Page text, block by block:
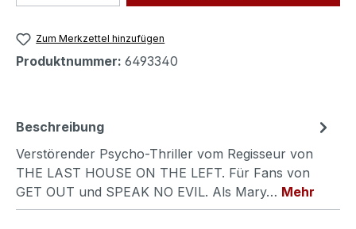
Zum Merkzettel hinzufügen
Produktnummer: 6493340
Beschreibung
Verstörender Psycho-Thriller vom Regisseur von
THE LAST HOUSE ON THE LEFT. Für Fans von
GET OUT und SPEAK NO EVIL. Als Mary… Mehr